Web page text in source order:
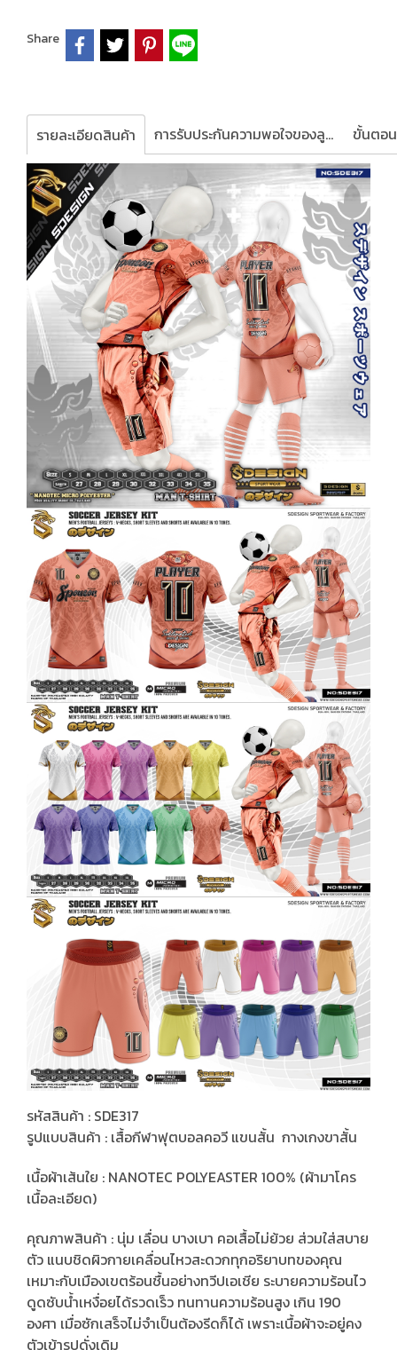
Share
รายละเอียดสินค้า การรับประกันความพอใจของลูกค้า
รหัสสินค้า : SDE317
รูปแบบสินค้า : เสื้อกีฬาฟุตบอลคอวี แขนสั้น กางเกงขาสั้น
เนื้อผ้าเส้นใย : NANOTEC POLYEASTER 100% (ผ้ามาโคร
เนื้อละเอียด)
คุณภาพสินค้า : นุ่ม เลื่อน บางเบา คอเสื้อไม่ย้วย ส่วมใส่สบาย
ตัว แนบชิดผิวกายเคลื่อนไหวสะดวกทุกอริยาบทของคุณ
เหมาะกับเมืองเขตร้อนชื้นอย่างทวีปเอเชีย ระบายความร้อนไว
ดูดซับน้ำเหงื่อยได้รวดเร็ว ทนทานความร้อนสูง เกิน 190
องศา เมื่อซักเสร็จไม่จำเป็นต้องรีดก็ได้ เพราะเนื้อผ้าจะอยู่คง
ตัวเข้ารูปดั่งเดิม